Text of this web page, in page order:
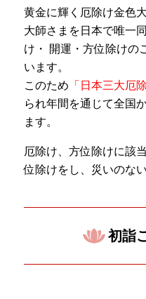
黄金に輝く厄除け金色
大師さまを日本で唯一
け・ 開運・方位除けの
います。
このため 「日本三大厄
られ年間を通じて全国
ます。
厄除け、方位除けに該
位除けをし、災いのな
初詣